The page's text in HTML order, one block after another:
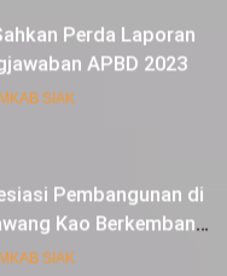
Perda Laporan
APBD 2023
Kao Berkembang